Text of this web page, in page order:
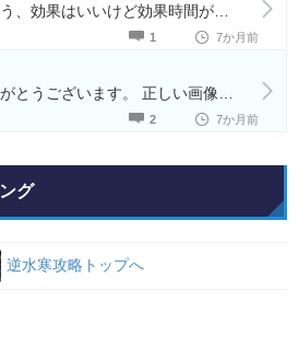
7か月前
1
7か月前
2
グ
逆水寒攻略トップへ